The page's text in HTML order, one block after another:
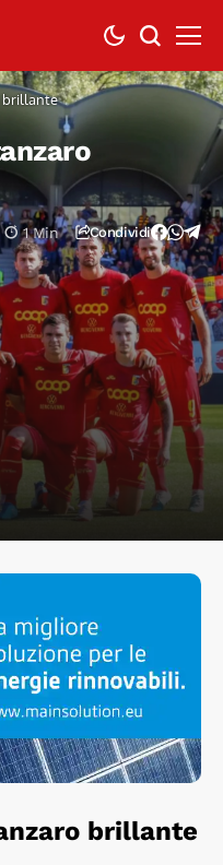
brillante
1 Min Condividi
brillante